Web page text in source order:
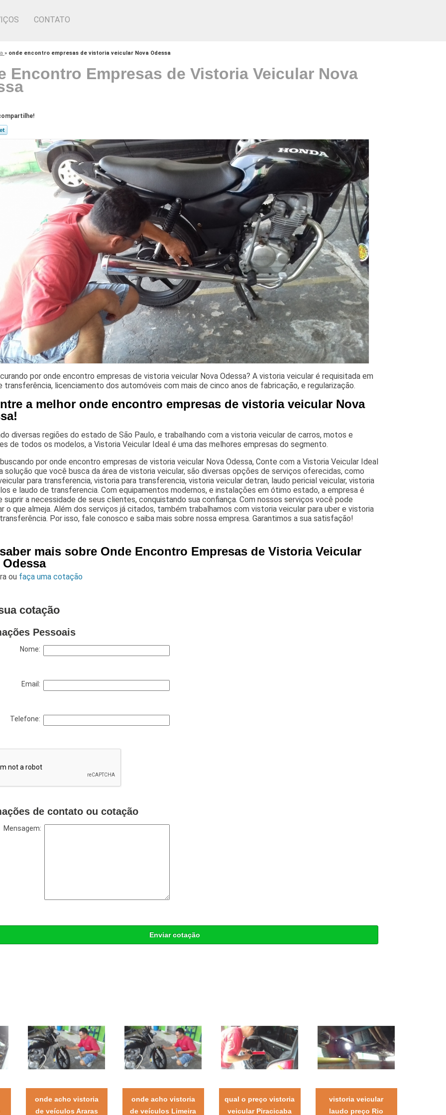
CONTATO
» onde encontro empresas de vistoria veicular Nova Odessa
Encontro Empresas de Vistoria Veicular Nova
por onde encontro empresas de vistoria veicular Nova Odessa? A vistoria veicular é requisitada em
transferência, licenciamento dos automóveis com mais de cinco anos de fabricação, e regularização.
a melhor onde encontro empresas de vistoria veicular Nova
diversas regiões do estado de São Paulo, e trabalhando com a vistoria veicular de carros, motos e
de todos os modelos, a Vistoria Veicular Ideal é uma das melhores empresas do segmento.
por onde encontro empresas de vistoria veicular Nova Odessa, Conte com a Vistoria Veicular Ideal
solução que você busca da área de vistoria veicular, são diversas opções de serviços oferecidas, como
para transferencia, vistoria para transferencia, vistoria veicular detran, laudo pericial veicular, vistoria
e laudo de transferencia. Com equipamentos modernos, e instalações em ótimo estado, a empresa é
suprir a necessidade de seus clientes, conquistando sua confiança. Com nossos serviços você pode
o que almeja. Além dos serviços já citados, também trabalhamos com vistoria veicular para uber e vistoria
Por isso, fale conosco e saiba mais sobre nossa empresa. Garantimos a sua satisfação!
mais sobre Onde Encontro Empresas de Vistoria Veicular
Odessa
ou faça uma cotação
cotação
Pessoais
Nome:
Email:
Telefone:
de contato ou cotação
Mensagem:
Enviar cotação
onde acho vistoria
de veículos Araras
onde acho vistoria
de veículos Limeira
qual o preço vistoria
veicular Piracicaba
vistoria veicular
laudo preço Rio